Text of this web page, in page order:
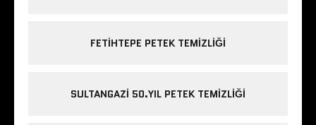
FETIHTEPE PETEK TEMIZLIĞI
SULTANGAZI 50.YIL PETEK TEMIZLIĞI